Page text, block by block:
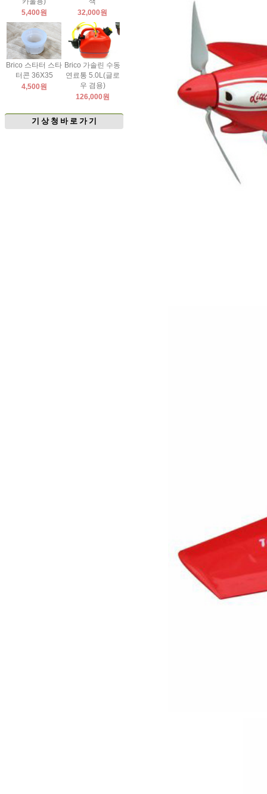
5,400원
32,000원
Brico 스타터 스타
터콘 36X35
4,500원
Brico 가솔린 수동
연료통 5.0L(글로
우 겸용)
126,000원
기 상 청 바 로 가 기